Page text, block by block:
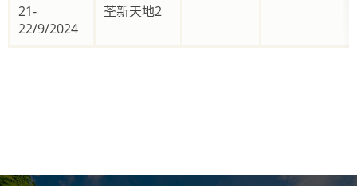
21-
22/9/2024
荃新天地2